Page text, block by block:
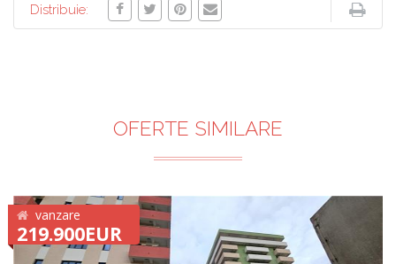
Distribuie:
OFERTE SIMILARE
vanzare
219.900EUR